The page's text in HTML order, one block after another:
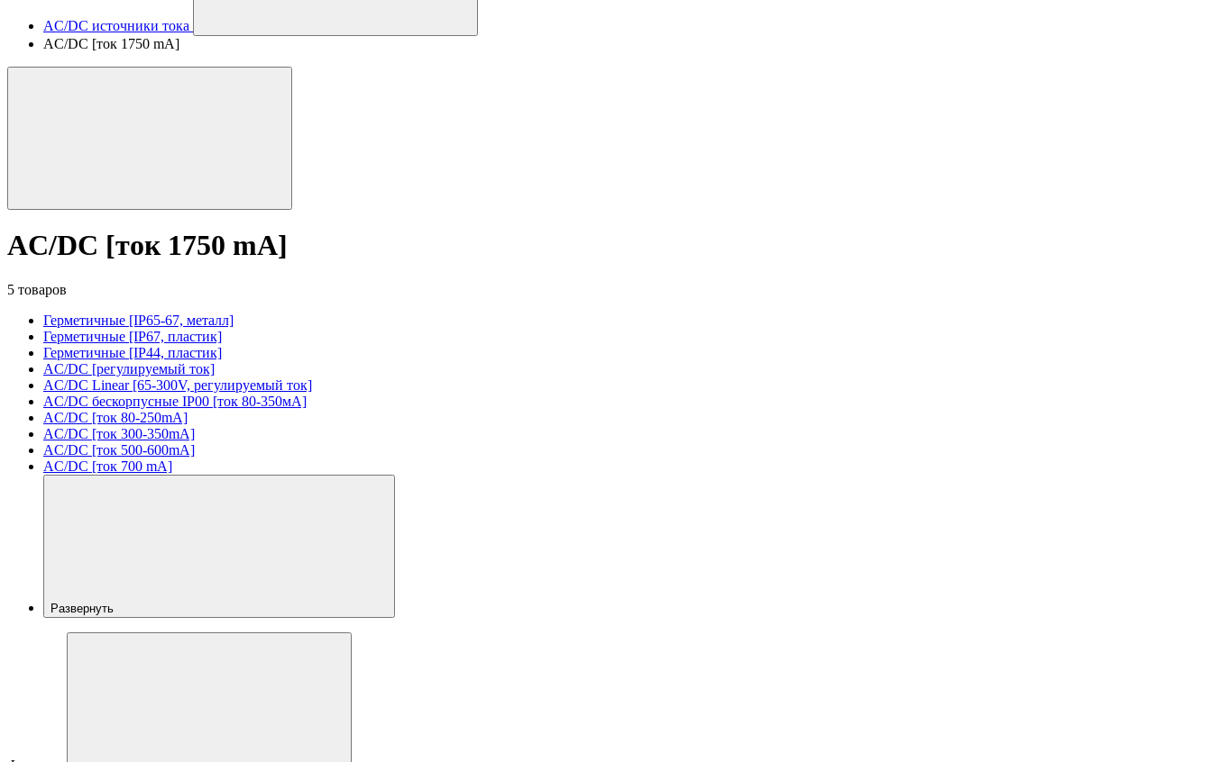
AC/DC источники тока
AC/DC [ток 1750 mA]
AC/DC [ток 1750 mA]
5 товаров
Герметичные [IP65-67, металл]
Герметичные [IP67, пластик]
Герметичные [IP44, пластик]
AC/DC [регулируемый ток]
AC/DC Linear [65-300V, регулируемый ток]
AC/DC бескорпусные IP00 [ток 80-350мА]
AC/DC [ток 80-250mA]
AC/DC [ток 300-350mA]
AC/DC [ток 500-600mA]
AC/DC [ток 700 mA]
Развернуть